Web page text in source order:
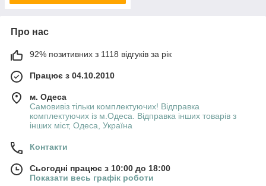
Про нас
92% позитивних з 1118 відгуків за рік
Працює з 04.10.2010
м. Одеса
Самовивіз тільки комплектуючих! Відправка
комплектуючих із м.Одеса. Відправка інших товарів з
інших міст, Одеса, Україна
Контакти
Сьогодні працює з 10:00 до 18:00
Показати весь графік роботи